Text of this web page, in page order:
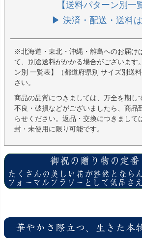
【送料パターン別一
▶ 決済・配送・送料
※北海道・東北・沖縄・離島へのお届け
て、別途送料がかかる場合がございます
ン別 一覧表】（都道府県別 サイズ別送
さい。
商品の品質につきましては、万全を期し
不良・破損などがございましたら、商品
らせください。返品・交換につきまして
封・未使用に限り可能です。